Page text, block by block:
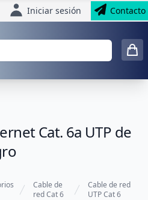
Iniciar sesión Contacto
Cat. 6a UTP de
Cable de
red Cat 6
Cable de red
UTP Cat 6